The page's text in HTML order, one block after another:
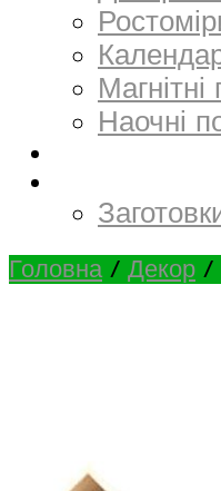
Наочні
Головна / Декор /